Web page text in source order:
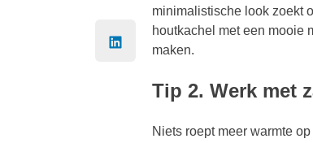
minimalistische look zoekt
houtkachel met een mooie
maken.
Tip 2. Werk met
Niets roept meer warmte